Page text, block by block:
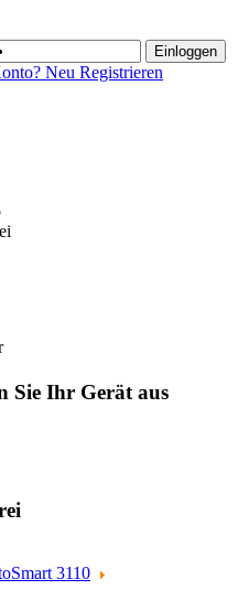
Neu Registrieren
Sie Ihr Gerät aus
3110